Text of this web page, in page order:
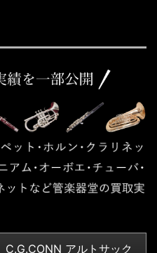
C.G.CONN アルトサック